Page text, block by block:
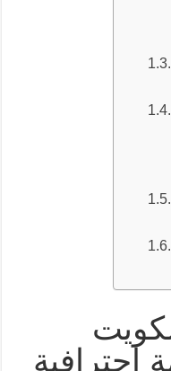
خدمة احترافية